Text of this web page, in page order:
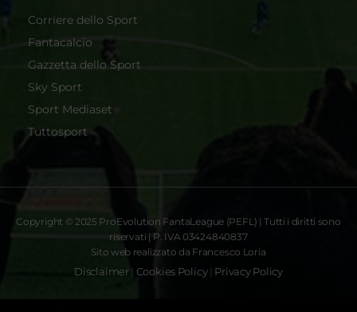
Corriere dello Sport
Fantacalcio
Gazzetta dello Sport
Sky Sport
Sport Mediaset
Tuttosport
Copyright © 2025 ProEvolution FantaLeague (PEFL) | Tutti i diritti sono
riservati | P. IVA 03424840837
Sito web realizzato da Francesco Loria
Disclaimer Cookies Policy| Privacy Policy